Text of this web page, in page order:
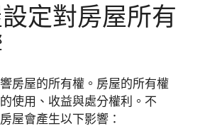
定對房屋所有
房屋的所有權。房屋的所有權
使用、收益與處分權利。不
屋會產生以下影響：